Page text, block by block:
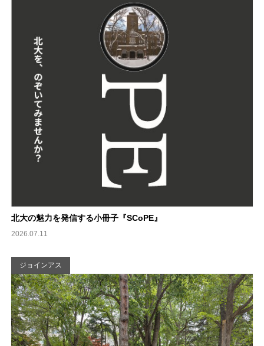
北大の魅力を発信する小冊子『SCoPE』
2026.07.11
ジョインアス